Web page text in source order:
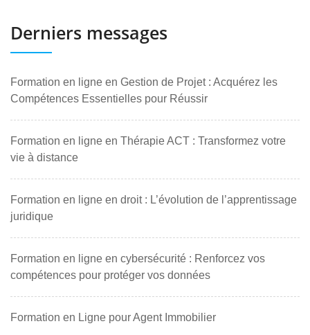
Derniers messages
Formation en ligne en Gestion de Projet : Acquérez les
Compétences Essentielles pour Réussir
Formation en ligne en Thérapie ACT : Transformez votre
vie à distance
Formation en ligne en droit : L’évolution de l’apprentissage
juridique
Formation en ligne en cybersécurité : Renforcez vos
compétences pour protéger vos données
Formation en Ligne pour Agent Immobilier